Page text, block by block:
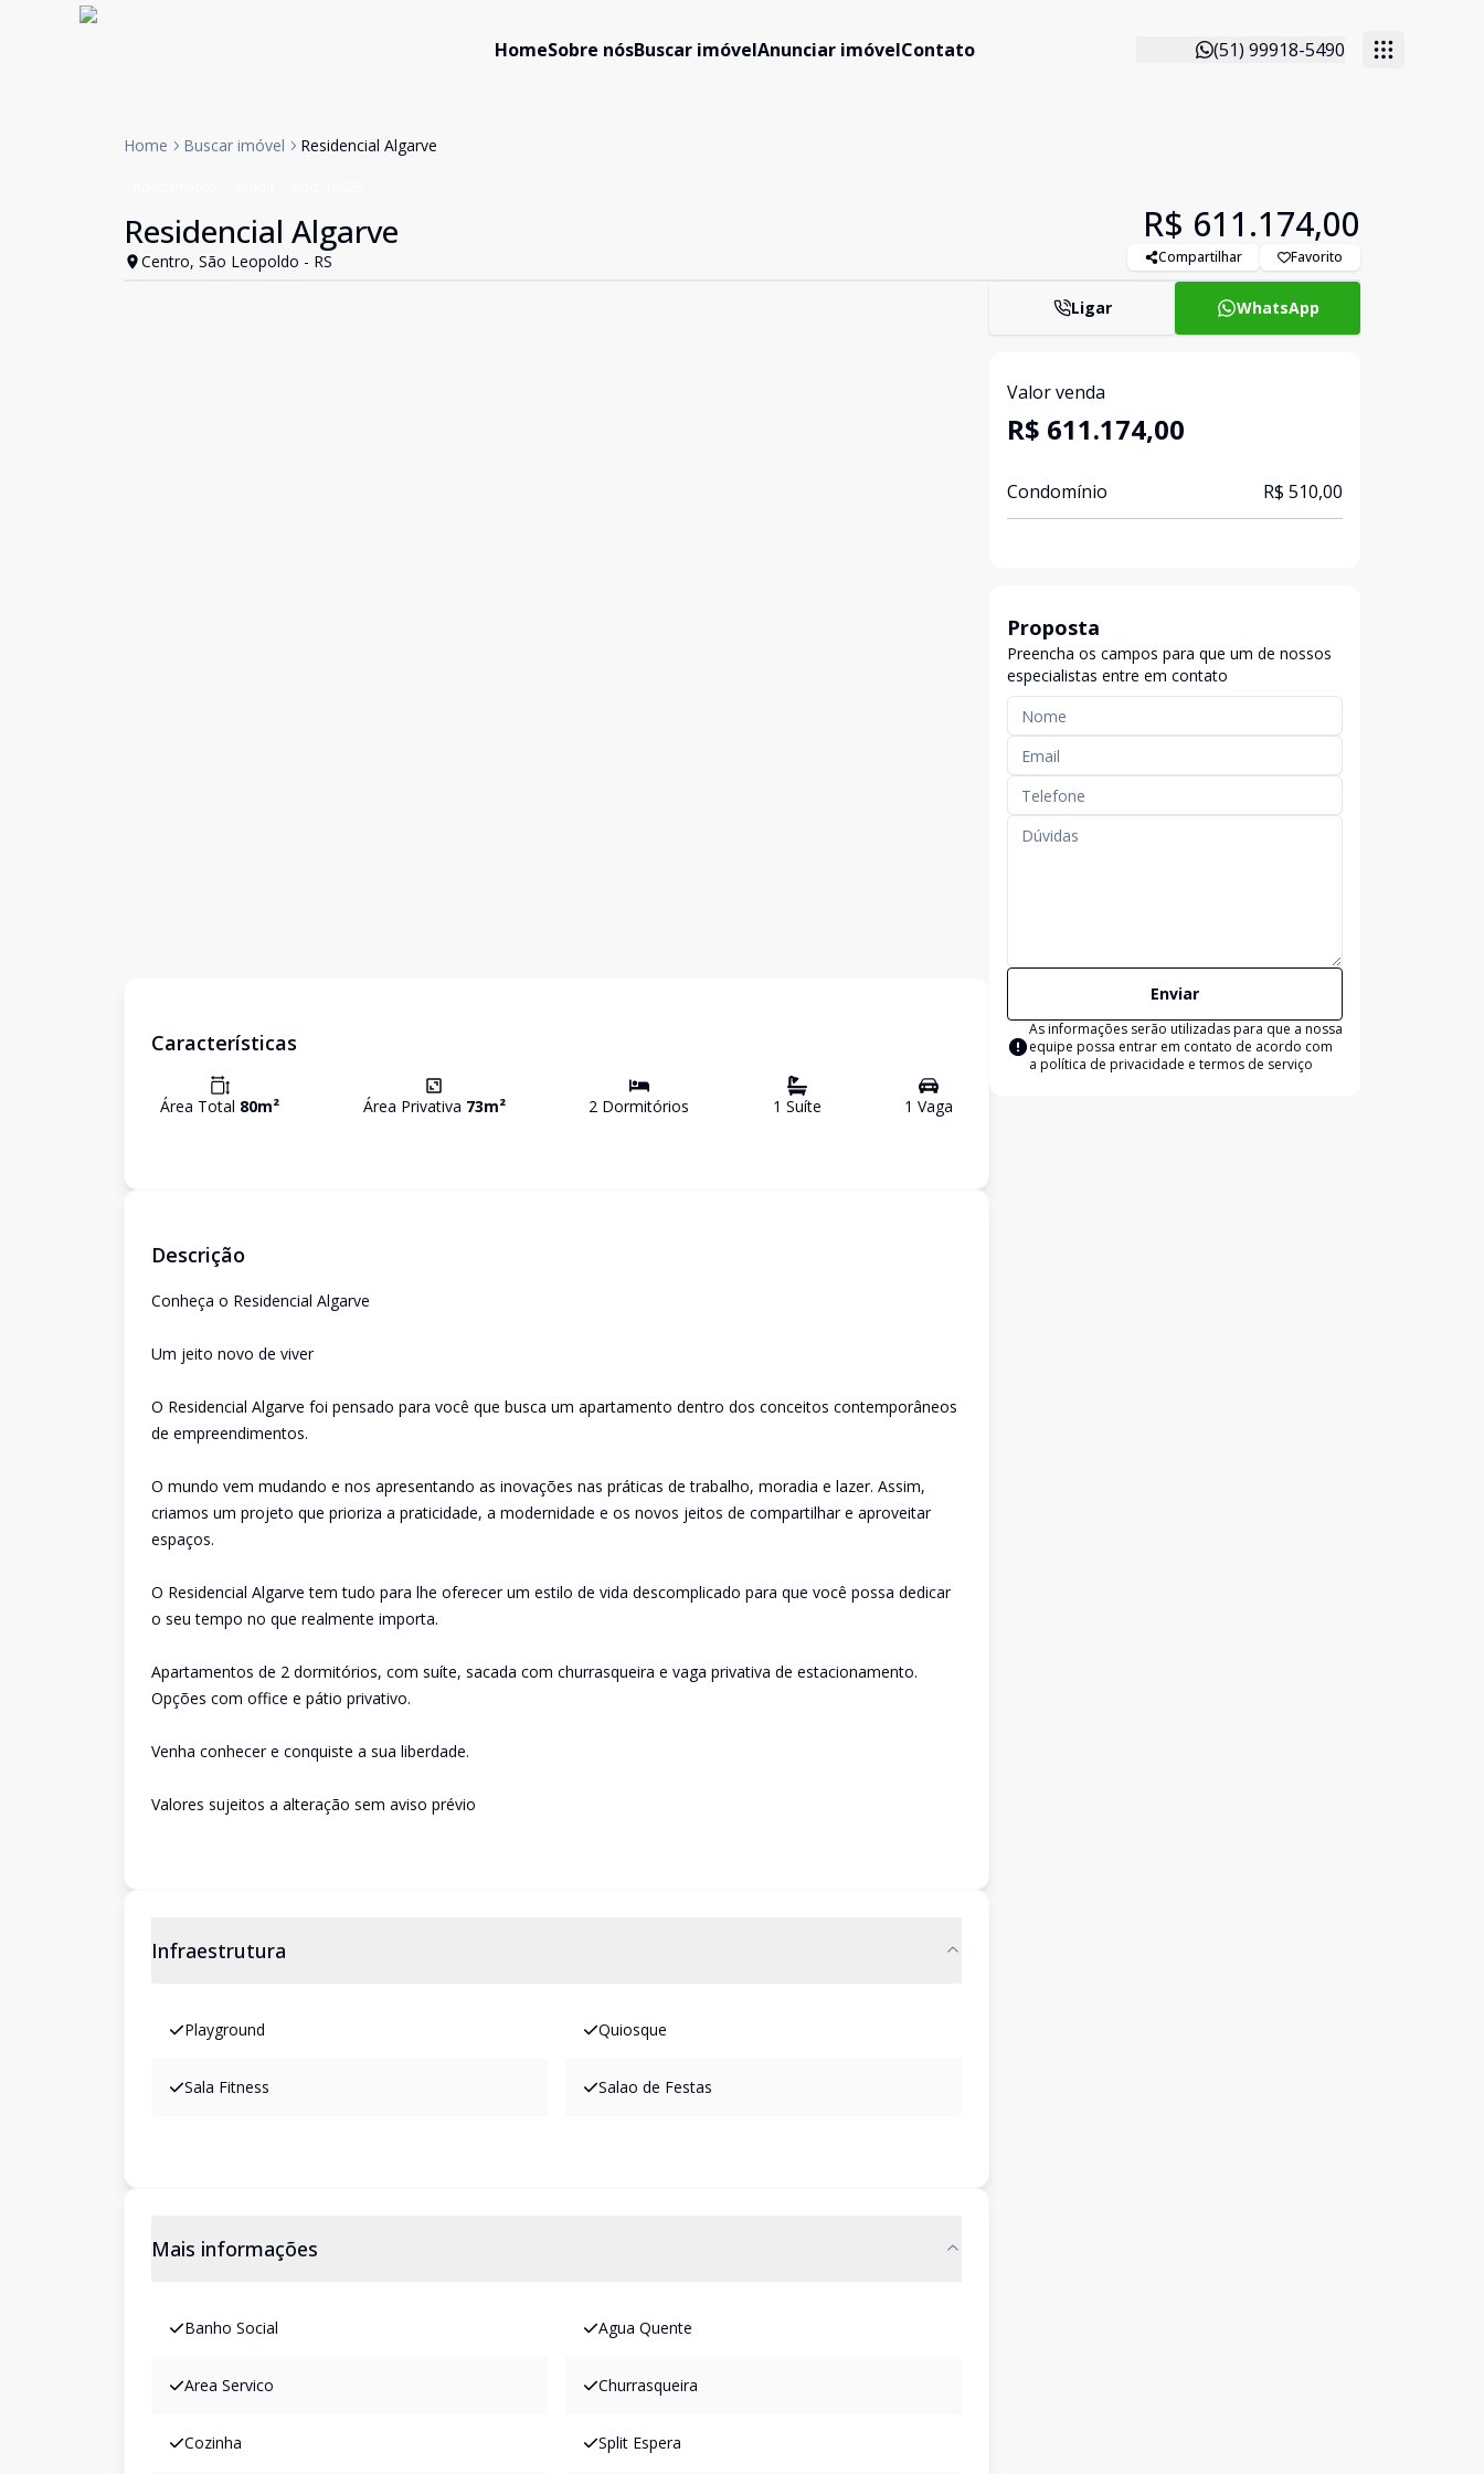
HomeSobre nósBuscar imóvelAnunciar imóvelContato (51) 99918-5490
Home Buscar imóvel Residencial Algarve
Residencial Algarve
Centro, São Leopoldo - RS
R$ 611.174,00
Compartilhar Favorito
Características
Área Total 80m² Área Privativa 73m² 2 Dormitórios 1 Suíte 1 Vaga
Descrição
Conheça o Residencial Algarve
Um jeito novo de viver
O Residencial Algarve foi pensado para você que busca um apartamento dentro dos conceitos contemporâneos
de empreendimentos.
O mundo vem mudando e nos apresentando as inovações nas práticas de trabalho, moradia e lazer. Assim,
criamos um projeto que prioriza a praticidade, a modernidade e os novos jeitos de compartilhar e aproveitar
espaços.
O Residencial Algarve tem tudo para lhe oferecer um estilo de vida descomplicado para que você possa dedicar
o seu tempo no que realmente importa.
Apartamentos de 2 dormitórios, com suíte, sacada com churrasqueira e vaga privativa de estacionamento.
Opções com office e pátio privativo.
Venha conhecer e conquiste a sua liberdade.
Valores sujeitos a alteração sem aviso prévio
Infraestrutura
Playground Quiosque
Sala Fitness Salao de Festas
Mais informações
Banho Social Agua Quente
Area Servico Churrasqueira
Cozinha Split Espera
Ligar WhatsApp
Valor venda
R$ 611.174,00
Condomínio R$ 510,00
Proposta
Preencha os campos para que um de nossos
especialistas entre em contato
Enviar
As informações serão utilizadas para que a nossa
equipe possa entrar em contato de acordo com
a política de privacidade e termos de serviço